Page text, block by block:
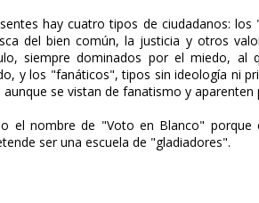
hay cuatro tipos de ciudadanos:
del bien común, la justicia y otros
siempre dominados por el miedo, al
y los "fanáticos", tipos sin ideología ni
se vistan de fanatismo y aparenten
el nombre de "Voto en Blanco"
ser una escuela de "gladiadores".